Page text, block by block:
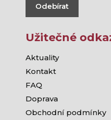
Odebírat
Užitečné
Aktuality
Kontakt
FAQ
Doprava
Obchodní podmínky